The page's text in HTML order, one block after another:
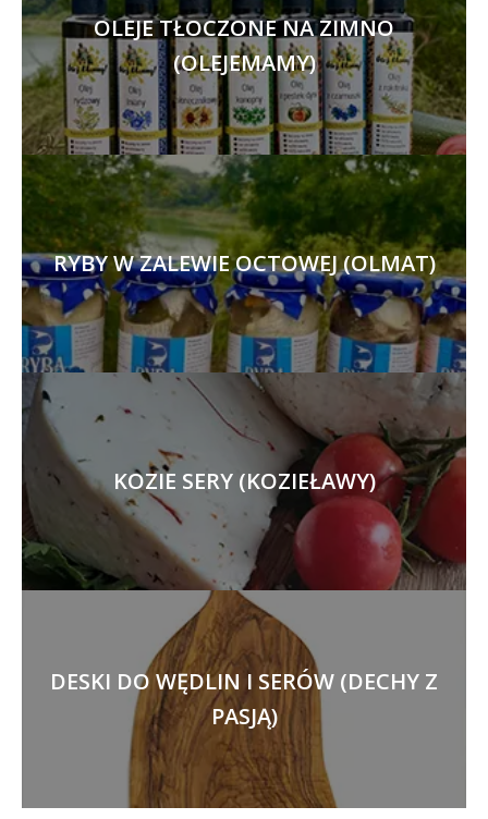
OLEJE TŁOCZONE NA ZIMNO
(OLEJEMAMY)
RYBY W ZALEWIE OCTOWEJ (OLMAT)
KOZIE SERY (KOZIEŁAWY)
DESKI DO WĘDLIN I SERÓW (DECHY Z
PASJĄ)